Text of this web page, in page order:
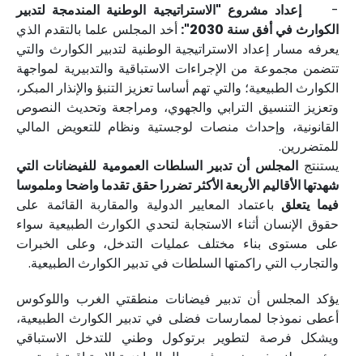
- إعداد مشروع "الاستراتيجية الوطنية المندمجة لتدبير
الكوارث في أفق سنة 2030":
أخد المجلس علما بالتقدم الذي
يعرفه مسار إعداد الاستراتيجية الوطنية لتدبير الكوارث والتي
تتضمن مجموعة من الإجراءات الاستباقية والتدبيرية لمواجهة
الكوارث الطبيعية؛ والتي تهم أساسا تعزيز التنبؤ والإنذار المبكر،
وتعزيز التنسيق الترابي والجهوي، ومراجعة وتحديث النصوص
القانونية، وإحداث منصات لوجستية ونظام للتعويض المالي
للمتضررين.
يستنتجالمجلس أن تدبير السلطات العمومية للفيضانات التي
شهدتها الأقاليم الأربعة الأكثر تضررا حقق تقدما واضحا وملموسا
فيما يتعلق باعتماد المعايير الدولية والمقاربة القائمة على
حقوق الإنسان أثناء الاستجابة لتحدي الكوارث الطبيعية سواء
على مستوى بناء مختلف عمليات التدخل، وعلى الخبرات
والتجارب التي راكمتها السلطات في تدبير الكوارث الطبيعية.
يؤكد المجلس أن تدبير فيضانات منطقتي الغرب واللوكوس
أعطى نموذجا لممارسات فضلى في تدبير الكوارث الطبيعية،
ويشكل فرصة لتطوير برتوكول وطني للتدخل الاستباقي